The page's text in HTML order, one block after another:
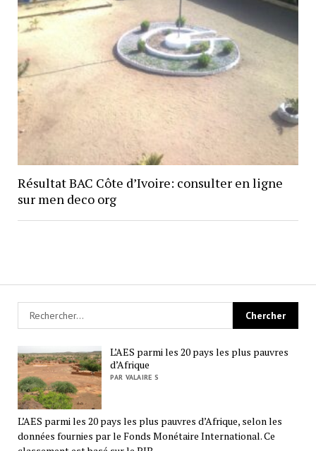
Résultat BAC Côte d’Ivoire: consulter en ligne
sur men deco org
L’AES parmi les 20 pays les plus pauvres
d’Afrique
PAR VALAIRE S
L’AES parmi les 20 pays les plus pauvres d’Afrique, selon les
données fournies par le Fonds Monétaire International. Ce